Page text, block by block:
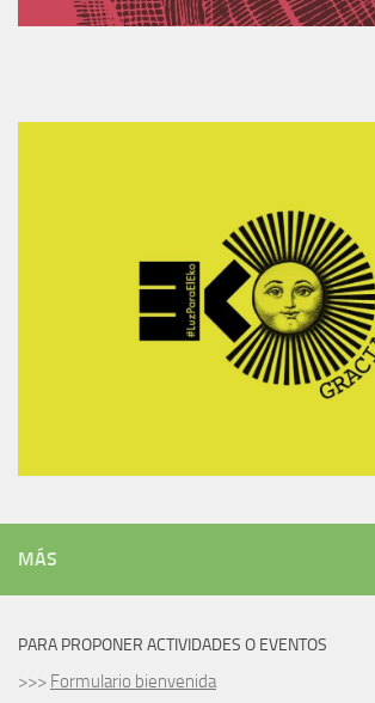
MÁS
PARA PROPONER ACTIVIDADES O EVENTOS
>>> Formulario bienvenida